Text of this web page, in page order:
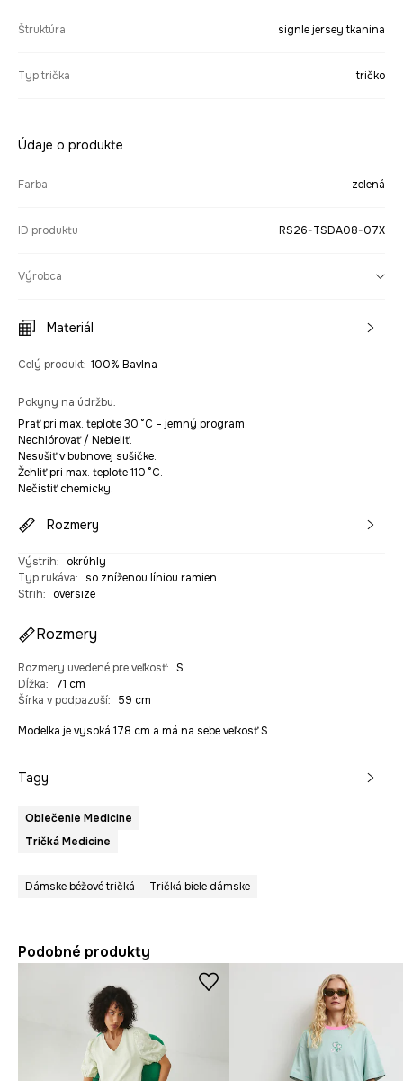
Štruktúra signle jersey tkanina
Typ trička tričko
Údaje o produkte
Farba zelená
ID produktu RS26-TSDA08-07X
Výrobca
Materiál
Celý produkt: 100% Bavlna
Pokyny na údržbu:
Prať pri max. teplote 30 °C – jemný program.
Nechlórovať / Nebieliť.
Nesušiť v bubnovej sušičke.
Žehliť pri max. teplote 110 °C.
Nečistiť chemicky.
Rozmery
Výstrih:
okrúhly
Typ rukáva:
so zníženou líniou ramien
Strih: oversize
Rozmery
Rozmery uvedené pre veľkosť: S.
Dĺžka:
71 cm
Šírka v podpazuší: 59 cm
Modelka je vysoká 178 cm a má na sebe veľkosť S
Tagy
Oblečenie Medicine
Tričká Medicine
Dámske béžové tričká Tričká biele dámske
Podobné produkty